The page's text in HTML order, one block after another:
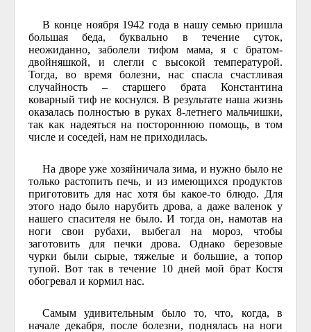
В конце ноября 1942 года в нашу семью пришла
большая беда, буквально в течение суток,
неожиданно, заболели тифом мама, я с братом-
двойняшкой, и слегли с высокой температурой.
Тогда, во время болезни, нас спасла счастливая
случайность – старшего брата Константина
коварный тиф не коснулся. В результате наша жизнь
оказалась полностью в руках 8-летнего мальчишки,
так как надеяться на постороннюю помощь, в том
числе и соседей, нам не приходилась.
На дворе уже хозяйничала зима, и нужно было не
только растопить печь, и из имеющихся продуктов
приготовить для нас хотя бы какое-то блюдо. Для
этого надо было нарубить дрова, а даже валенок у
нашего спасителя не было. И тогда он, намотав на
ноги свои рубахи, выбегал на мороз, чтобы
заготовить для печки дрова. Однако березовые
чурки были сырые, тяжелые и большие, а топор
тупой. Вот так в течение 10 дней мой брат Костя
обогревал и кормил нас.
Самым удивительным было то, что, когда, в
начале декабря, после болезни, поднялась на ноги